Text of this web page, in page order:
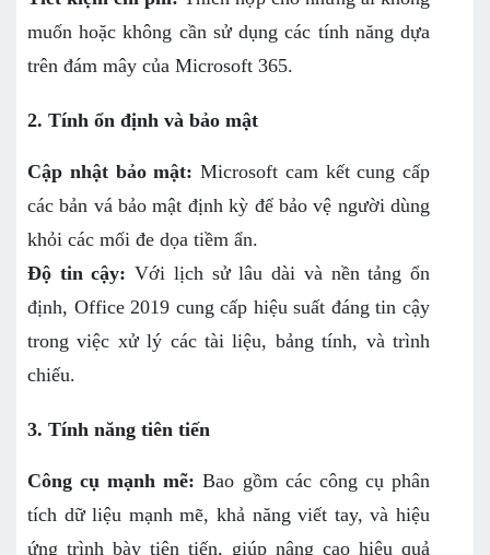
muốn hoặc không cần sử dụng các tính năng dựa
trên đám mây của Microsoft 365.
2. Tính ổn định và bảo mật
Cập nhật bảo mật: Microsoft cam kết cung cấp
các bản vá bảo mật định kỳ để bảo vệ người dùng
khỏi các mối đe dọa tiềm ẩn.
Độ tin cậy: Với lịch sử lâu dài và nền tảng ổn
định, Office 2019 cung cấp hiệu suất đáng tin cậy
trong việc xử lý các tài liệu, bảng tính, và trình
chiếu.
3. Tính năng tiên tiến
Công cụ mạnh mẽ: Bao gồm các công cụ phân
tích dữ liệu mạnh mẽ, khả năng viết tay, và hiệu
ứng trình bày tiên tiến, giúp nâng cao hiệu quả